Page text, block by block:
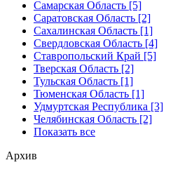
Самарская Область [5]
Саратовская Область [2]
Сахалинская Область [1]
Свердловская Область [4]
Ставропольский Край [5]
Тверская Область [2]
Тульская Область [1]
Тюменская Область [1]
Удмуртская Республика [3]
Челябинская Область [2]
Показать все
Архив